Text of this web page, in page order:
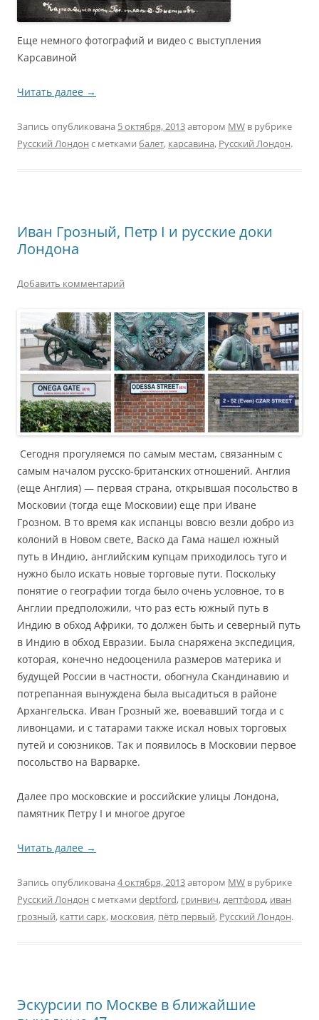
Еще немного фотографий и видео с выступления
Карсавиной
Читать далее →
Запись опубликована 5 октября, 2013автором MW в рубрике
Русский Лондон с метками балет, карсавина, Русский Лондон.
Иван Грозный, Петр I и русские доки
Лондона
Добавить комментарий
Сегодня прогуляемся по самым местам, связанным с
самым началом русско-британских отношений. Англия
(еще Англия) — первая страна, открывшая посольство в
Московии (тогда еще Московии) еще при Иване
Грозном. В то время как испанцы вовсю везли добро из
колоний в Новом свете, Васко да Гама нашел южный
путь в Индию, английским купцам приходилось туго и
нужно было искать новые торговые пути. Поскольку
понятие о географии тогда было очень условное, то в
Англии предположили, что раз есть южный путь в
Индию в обход Африки, то должен быть и северный путь
в Индию в обход Евразии. Была снаряжена экспедиция,
которая, конечно недооценила размеров материка и
будущей России в частности, обогнула Скандинавию и
потрепанная вынуждена была высадиться в районе
Архангельска. Иван Грозный же, воевавший тогда и с
ливонцами, и с татарами также искал новых торговых
путей и союзников. Так и появилось в Московии первое
посольство на Варварке.
Далее про московские и российские улицы Лондона,
памятник Петру I и многое другое
Читать далее →
Запись опубликована 4 октября, 2013автором MW в рубрике
Русский Лондон с метками deptford, гринвич,дептфорд, иван
грозный, катти сарк, московия, пётр первый, Русский Лондон.
Эскурсии по Москве в ближайшие